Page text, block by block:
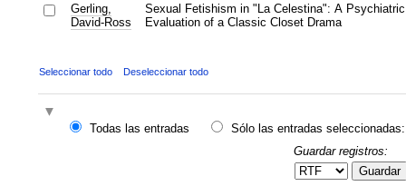
Gerling,
David-Ross
Sexual Fetishism in "La Celestina": A Psychiatric
Evaluation of a Classic Closet Drama
Seleccionar todo Deseleccionar todo
Todas las entradas
Sólo las entradas seleccionadas:
Guardar registros:
Guardar